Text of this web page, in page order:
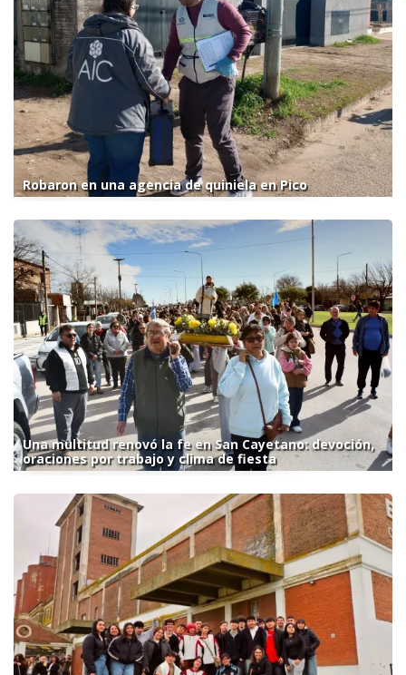
Robaron en una agencia de quiniela en Pico
Una multitud renovó la fe en San Cayetano: devoción,
oraciones por trabajo y clima de fiesta